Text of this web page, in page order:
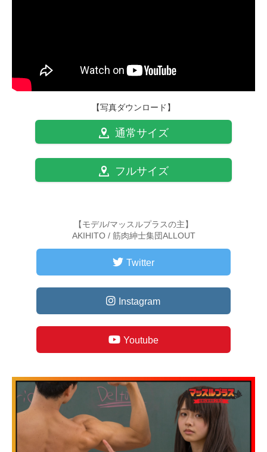
【写真ダウンロード】
通常サイズ
フルサイズ
【モデル/マッスルプラスの主】
AKIHITO / 筋肉紳士集団ALLOUT
Twitter
Instagram
Youtube